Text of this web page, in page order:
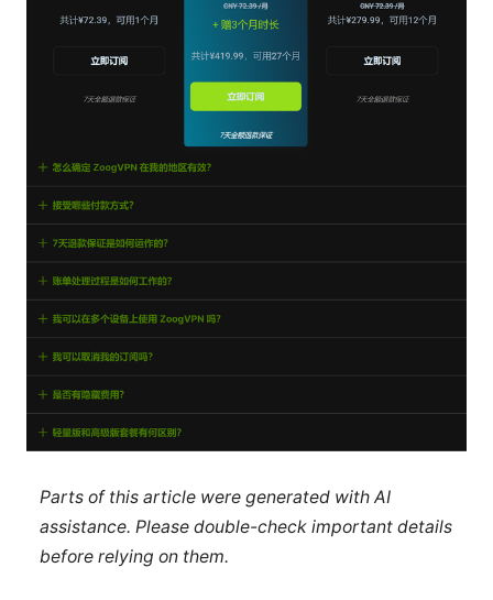
Parts of this article were generated with AI
assistance. Please double-check important details
before relying on them.